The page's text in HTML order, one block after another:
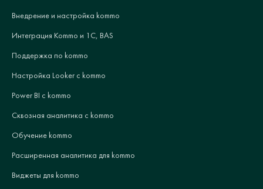
Внедрение и настройка kommo
Интеграция Kommo и 1С, BAS
Поддержка по kommo
Настройка Looker с kommo
Power BI с kommo
Сквозная аналитика с kommo
Обучение kommo
Расширенная аналитика для kommo
Виджеты для kommo